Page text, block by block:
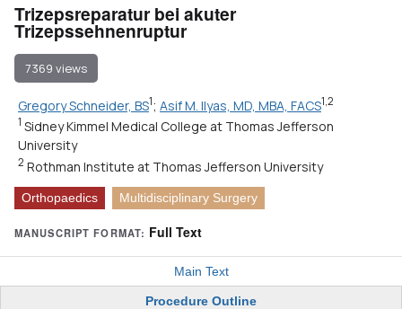
Trizepsreparatur bei akuter
Trizepssehnenruptur
7369 views
Gregory Schneider, BS1; Asif M. Ilyas, MD, MBA, FACS1,2
1 Sidney Kimmel Medical College at Thomas Jefferson
University
2 Rothman Institute at Thomas Jefferson University
Orthopaedics Multidisciplinary Surgery
MANUSCRIPT FORMAT: Full Text
Main Text
Procedure Outline